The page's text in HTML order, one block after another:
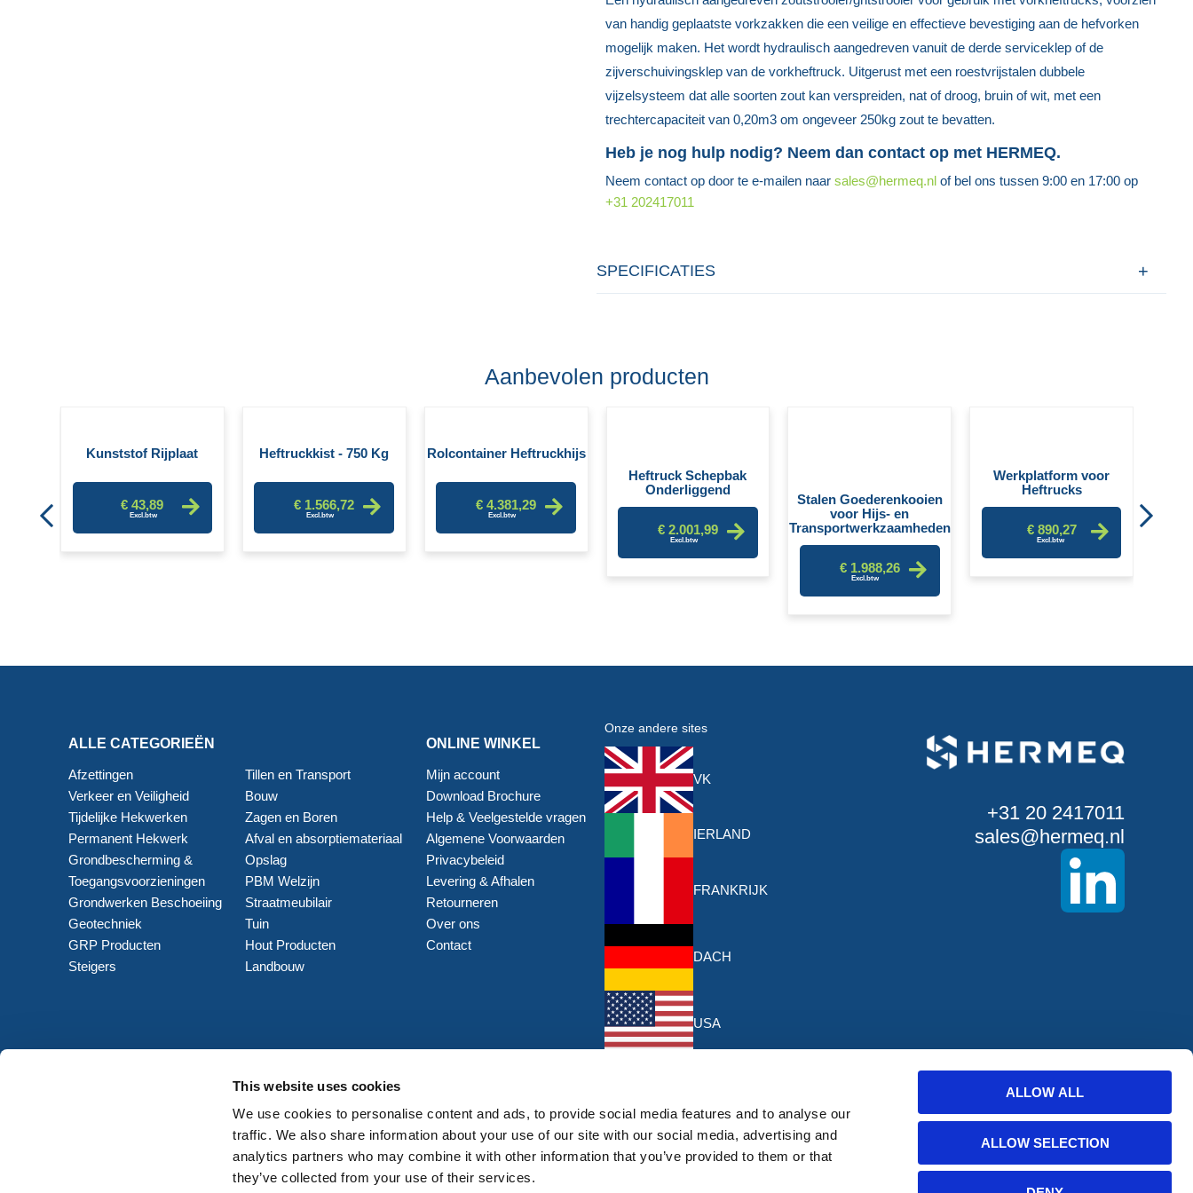
This website uses cookies
We use cookies to personalise content and ads, to provide social media features and to analyse our
traffic. We also share information about your use of our site with our social media, advertising and
analytics partners who may combine it with other information that you’ve provided to them or that
they’ve collected from your use of their services.
ALLOW ALL
ALLOW SELECTION
van handig geplaatste vorkzakken die een veilige en effectieve bevestiging aan de hefvorken
mogelijk maken. Het wordt hydraulisch aangedreven vanuit de derde serviceklep of de
zijverschuivingsklep van de vorkheftruck. Uitgerust met een roestvrijstalen dubbele
vijzelsysteem dat alle soorten zout kan verspreiden, nat of droog, bruin of wit, met een
trechtercapaciteit van 0,20m3 om ongeveer 250kg zout te bevatten.
Heb je nog hulp nodig? Neem dan contact op met HERMEQ.
Neem contact op door te e-mailen naar sales@hermeq.nl of bel ons tussen 9:00 en 17:00 op
+31 202417011
SPECIFICATIES
Aanbevolen producten
Kunststof Rijplaat
€ 43,89
Heftruckkist - 750 Kg
€ 1.566,72
Rolcontainer Heftruckhijs
€ 4.381,29
Heftruck Schepbak
Onderliggend
€ 2.001,99
Stalen Goederenkooien
voor Hijs- en
Transportwerkzaamheden
€ 1.988,26
Werkplatform voor
Heftrucks
€ 890,27
ALLE CATEGORIEËN
Afzettingen
Verkeer en Veiligheid
Tijdelijke Hekwerken
Permanent Hekwerk
Grondbescherming &
Toegangsvoorzieningen
Grondwerken Beschoeiing
Geotechniek
GRP Producten
Steigers
Tillen en Transport
Bouw
Zagen en Boren
Afval en absorptiemateriaal
Opslag
PBM Welzijn
Straatmeubilair
Tuin
Hout Producten
Landbouw
ONLINE WINKEL
Mijn account
Download Brochure
Help & Veelgestelde vragen
Algemene Voorwaarden
Privacybeleid
Levering & Afhalen
Retourneren
Over ons
Contact
Onze andere sites
VK
IERLAND
FRANKRIJK
DACH
USA
Schrijf je in voor de nieuwste kortingen en
aanbiedingen van HERMEQ.
Inschrijven
+31 20 2417011
sales@hermeq.nl